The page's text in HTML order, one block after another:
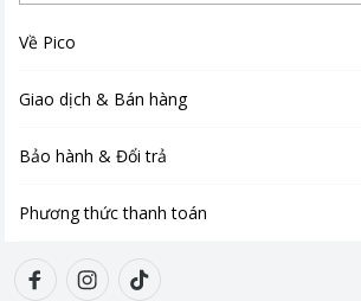
Về Pico
Giao dịch & Bán hàng
Bảo hành & Đổi trả
Phương thức thanh toán